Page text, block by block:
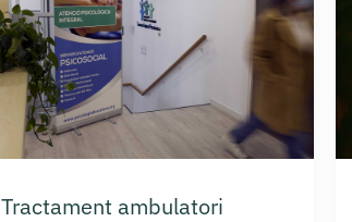
Tractament ambulatori